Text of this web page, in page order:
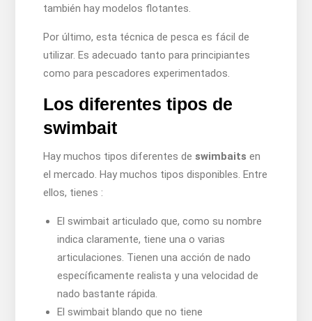
también hay modelos flotantes.
Por último, esta técnica de pesca es fácil de
utilizar. Es adecuado tanto para principiantes
como para pescadores experimentados.
Los diferentes tipos de
swimbait
Hay muchos tipos diferentes de swimbaits en
el mercado. Hay muchos tipos disponibles. Entre
ellos, tienes :
El swimbait articulado que, como su nombre
indica claramente, tiene una o varias
articulaciones. Tienen una acción de nado
específicamente realista y una velocidad de
nado bastante rápida.
El swimbait blando que no tiene